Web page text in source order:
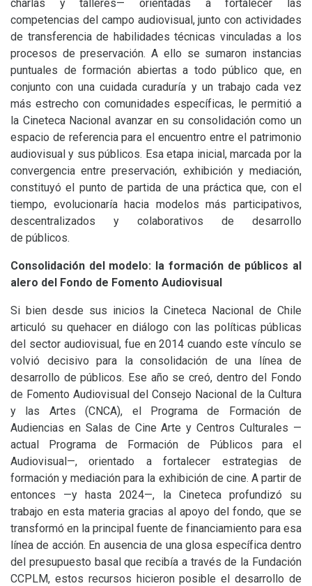
charlas y talleres— orientadas a fortalecer las
competencias del campo audiovisual, junto con actividades
de transferencia de habilidades técnicas vinculadas a los
procesos de preservación. A ello se sumaron instancias
puntuales de formación abiertas a todo público que, en
conjunto con una cuidada curaduría y un trabajo cada vez
más estrecho con comunidades específicas, le permitió a
la Cineteca Nacional avanzar en su consolidación como un
espacio de referencia para el encuentro entre el patrimonio
audiovisual y sus públicos. Esa etapa inicial, marcada por la
convergencia entre preservación, exhibición y mediación,
constituyó el punto de partida de una práctica que, con el
tiempo, evolucionaría hacia modelos más participativos,
descentralizados y colaborativos de desarrollo
de públicos.
Consolidación del modelo: la formación de públicos al
alero del Fondo de Fomento Audiovisual
Si bien desde sus inicios la Cineteca Nacional de Chile
articuló su quehacer en diálogo con las políticas públicas
del sector audiovisual, fue en 2014 cuando este vínculo se
volvió decisivo para la consolidación de una línea de
desarrollo de públicos. Ese año se creó, dentro del Fondo
de Fomento Audiovisual del Consejo Nacional de la Cultura
y las Artes (CNCA), el Programa de Formación de
Audiencias en Salas de Cine Arte y Centros Culturales —
actual Programa de Formación de Públicos para el
Audiovisual—, orientado a fortalecer estrategias de
formación y mediación para la exhibición de cine. A partir de
entonces —y hasta 2024—, la Cineteca profundizó su
trabajo en esta materia gracias al apoyo del fondo, que se
transformó en la principal fuente de financiamiento para esa
línea de acción. En ausencia de una glosa específica dentro
del presupuesto basal que recibía a través de la Fundación
CCPLM, estos recursos hicieron posible el desarrollo de